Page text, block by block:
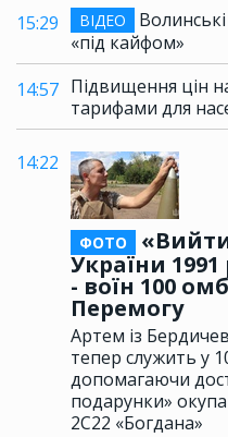
15:29
ВІДЕО
«під кайфом»
14:57 Підвищення цін
тарифами для
14:22
ФОТО
України
- воїн 100
Перемогу
Артем із
тепер служить у
допомагаючи
подарунки»
2С22 «Богдана»